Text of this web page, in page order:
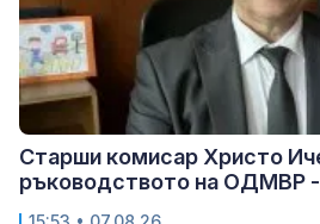
Старши комисар Христо
ръководството на ОДМВР -